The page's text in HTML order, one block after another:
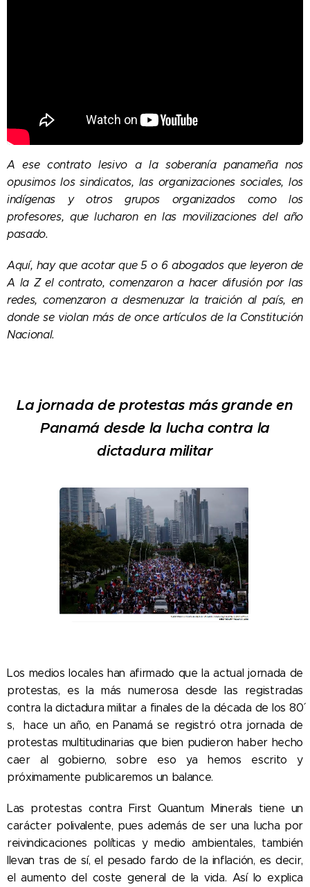
A ese contrato lesivo a la soberanía panameña nos
opusimos los sindicatos, las organizaciones sociales, los
indígenas y otros grupos organizados como los
profesores, que lucharon en las movilizaciones del año
pasado.
Aquí, hay que acotar que 5 o 6 abogados que leyeron de
A la Z el contrato, comenzaron a hacer difusión por las
redes, comenzaron a desmenuzar la traición al país, en
donde se violan más de once artículos de la Constitución
Nacional.
La jornada de protestas más grande en
Panamá desde la lucha contra la
dictadura militar
Los medios locales han afirmado que la actual jornada de
protestas, es la más numerosa desde las registradas
contra la dictadura militar a finales de la década de los 80´
s, hace un año, en Panamá se registró otra jornada de
protestas multitudinarias que bien pudieron haber hecho
caer al gobierno, sobre eso ya hemos escrito y
próximamente publicaremos un balance.
Las protestas contra First Quantum Minerals tiene un
carácter polivalente, pues además de ser una lucha por
reivindicaciones políticas y medio ambientales, también
llevan tras de sí, el pesado fardo de la inflación, es decir,
el aumento del coste general de la vida. Así lo explica